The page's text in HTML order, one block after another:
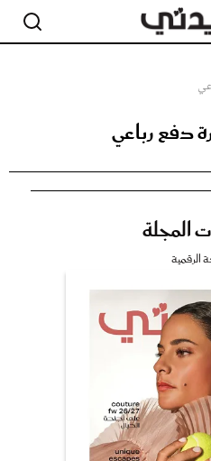
دفع رباعي
المجلة
الرقمية